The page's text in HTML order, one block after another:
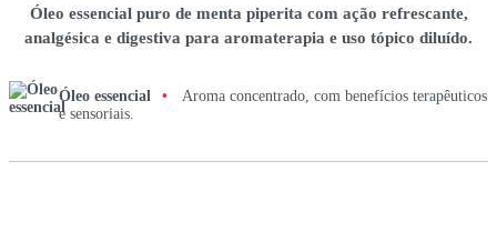
Óleo essencial puro de menta piperita com ação refrescante,
analgésica e digestiva para aromaterapia e uso tópico diluído.
Óleo essencial •
Aroma concentrado, com benefícios terapêuticos
e sensoriais.